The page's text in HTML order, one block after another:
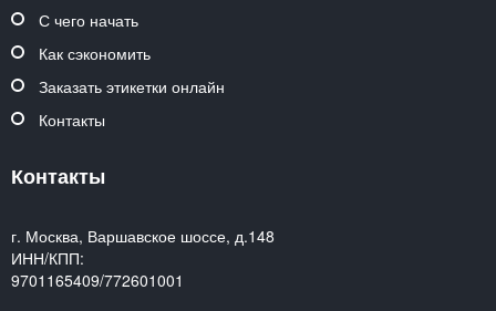
С чего начать
Как сэкономить
Заказать этикетки онлайн
Контакты
Контакты
г. Москва, Варшавское шоссе, д.148
ИНН/КПП:
9701165409/772601001